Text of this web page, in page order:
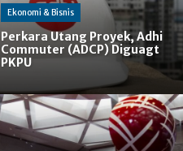
Ekonomi & Bisnis
Perkara Utang Proyek, Adhi
Commuter (ADCP) Diguagt
PKPU